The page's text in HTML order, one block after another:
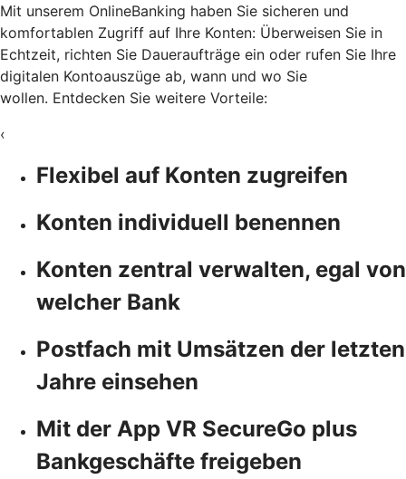
Mit unserem OnlineBanking haben Sie sicheren und
komfortablen Zugriff auf Ihre Konten: Überweisen Sie in
Echtzeit, richten Sie Daueraufträge ein oder rufen Sie Ihre
digitalen Kontoauszüge ab, wann und wo Sie
wollen. Entdecken Sie weitere Vorteile:
‹
Flexibel auf Konten zugreifen
Konten individuell benennen
Konten zentral verwalten, egal von
welcher Bank
Postfach mit Umsätzen der letzten
Jahre einsehen
Mit der App VR SecureGo plus
Bankgeschäfte freigeben